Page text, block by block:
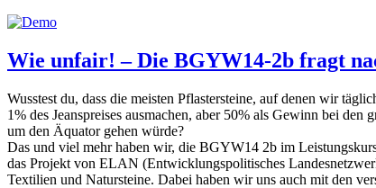
Wie unfair! – Die BGYW14-2b fragt
Wusstest du, dass die meisten Pflastersteine, auf denen wir
1% des Jeanspreises ausmachen, aber 50% als Gewinn bei
um den Äquator gehen würde?
Das und viel mehr haben wir, die BGYW14 2b im
das Projekt von ELAN (Entwicklungspolitisches
Textilien und Natursteine. Dabei haben wir uns auch mit den